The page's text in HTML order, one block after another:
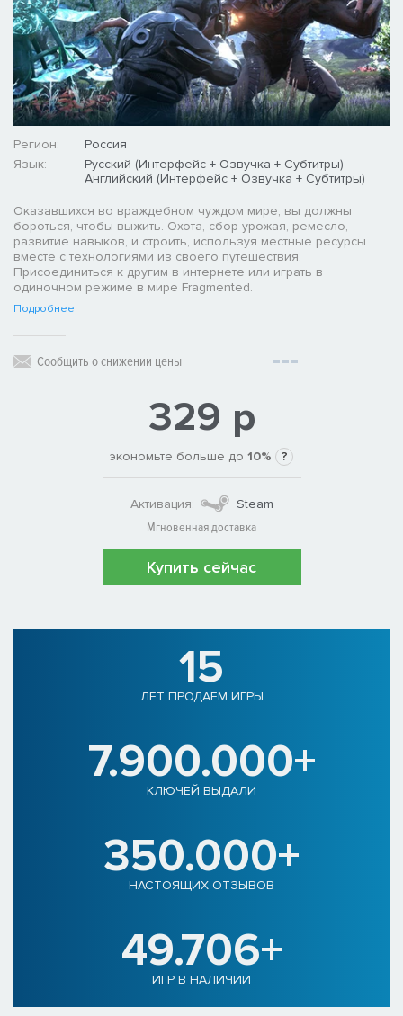
Регион:
Россия
Язык:
Русский (Интерфейс + Озвучка + Субтитры)
Английский (Интерфейс + Озвучка + Субтитры)
Оказавшихся во враждебном чуждом мире, вы должны
бороться, чтобы выжить. Охота, сбор урожая, ремесло,
развитие навыков, и строить, используя местные ресурсы
вместе с технологиями из своего путешествия.
Присоединиться к другим в интернете или играть в
одиночном режиме в мире Fragmented.
Подробнее
Сообщить о снижении цены
329 р
экономьте больше до 10% ?
Активация:
Steam
Мгновенная доставка
Купить сейчас
15
ЛЕТ ПРОДАЕМ ИГРЫ
7.900.000+
КЛЮЧЕЙ ВЫДАЛИ
350.000+
НАСТОЯЩИХ ОТЗЫВОВ
49.706+
ИГР В НАЛИЧИИ